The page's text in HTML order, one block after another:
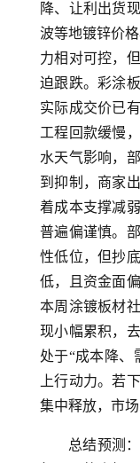
降、让利出货
波等地镀锌价
力相对可控，
迫跟跌。彩涂
实际成交价已
工程回款缓慢
水天气影响，
到抑制，商家
着成本支撑减
普遍偏谨慎。
性低位，但抄
低，且资金面
本周涂镀板材
现小幅累积，
处于“成本降、
上行动力。若
集中释放，市
总结预测